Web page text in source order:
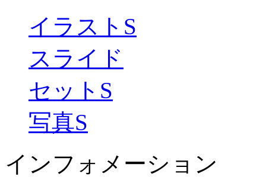
イラストS
スライド
セットS
写真S
インフォメーション